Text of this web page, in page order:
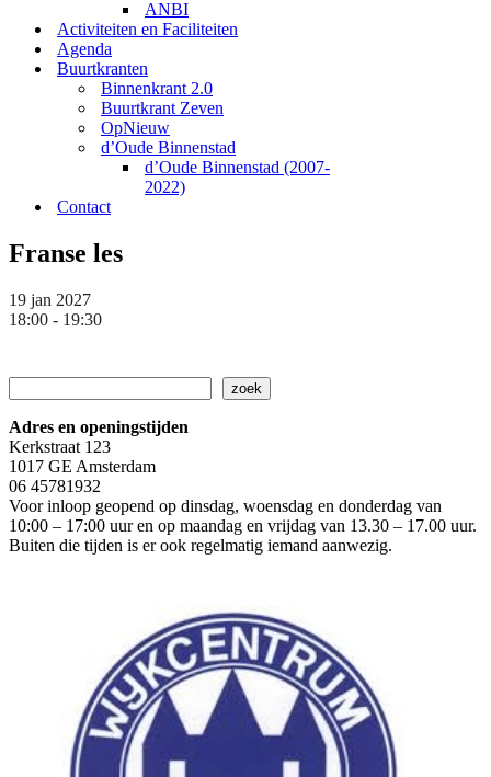
ANBI
Activiteiten en Faciliteiten
Agenda
Buurtkranten
Binnenkrant 2.0
Buurtkrant Zeven
OpNieuw
d’Oude Binnenstad
d’Oude Binnenstad (2007-
2022)
Contact
Franse les
19 jan 2027
18:00 - 19:30
zoek
Adres en openingstijden
Kerkstraat 123
1017 GE Amsterdam
06 45781932
Voor inloop geopend op dinsdag, woensdag en donderdag van
10:00 – 17:00 uur en op maandag en vrijdag van 13.30 – 17.00 uur.
Buiten die tijden is er ook regelmatig iemand aanwezig.